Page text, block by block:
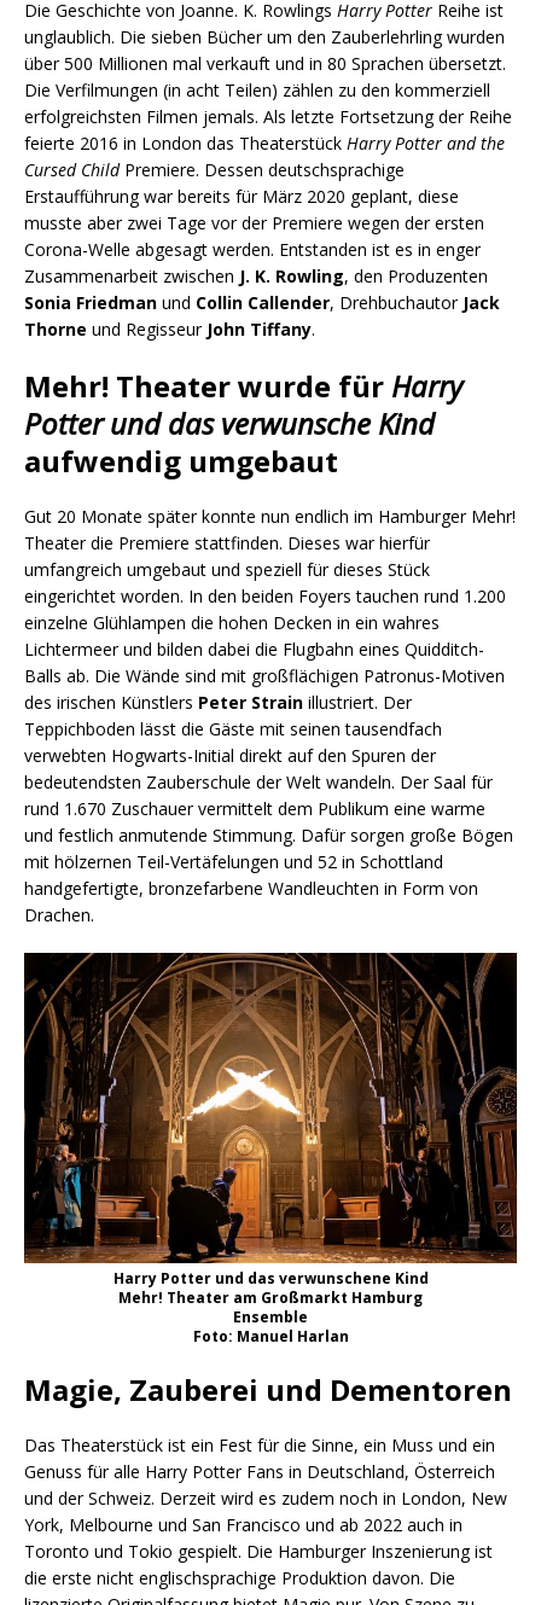
Die Geschichte von Joanne. K. Rowlings Harry Potter Reihe ist
unglaublich. Die sieben Bücher um den Zauberlehrling wurden
über 500 Millionen mal verkauft und in 80 Sprachen übersetzt.
Die Verfilmungen (in acht Teilen) zählen zu den kommerziell
erfolgreichsten Filmen jemals. Als letzte Fortsetzung der Reihe
feierte 2016 in London das Theaterstück Harry Potter and the
Cursed ChildPremiere. Dessen deutschsprachige
Erstaufführung war bereits für März 2020 geplant, diese
musste aber zwei Tage vor der Premiere wegen der ersten
Corona-Welle abgesagt werden. Entstanden ist es in enger
Zusammenarbeit zwischen J. K. Rowling, den Produzenten
Sonia Friedman und Collin Callender, Drehbuchautor Jack
Thorne und Regisseur John Tiffany.
Mehr! Theater wurde für Harry
Potter und das verwunsche Kind
aufwendig umgebaut
Gut 20 Monate später konnte nun endlich im Hamburger Mehr!
Theater die Premiere stattfinden. Dieses war hierfür
umfangreich umgebaut und speziell für dieses Stück
eingerichtet worden. In den beiden Foyers tauchen rund 1.200
einzelne Glühlampen die hohen Decken in ein wahres
Lichtermeer und bilden dabei die Flugbahn eines Quidditch-
Balls ab. Die Wände sind mit großflächigen Patronus-Motiven
des irischen Künstlers Peter Strain illustriert. Der
Teppichboden lässt die Gäste mit seinen tausendfach
verwebten Hogwarts-Initial direkt auf den Spuren der
bedeutendsten Zauberschule der Welt wandeln. Der Saal für
rund 1.670 Zuschauer vermittelt dem Publikum eine warme
und festlich anmutende Stimmung. Dafür sorgen große Bögen
mit hölzernen Teil-Vertäfelungen und 52 in Schottland
handgefertigte, bronzefarbene Wandleuchten in Form von
Drachen.
Harry Potter und das verwunschene Kind
Mehr! Theater am Großmarkt Hamburg
Ensemble
Foto: Manuel Harlan
Magie, Zauberei und Dementoren
Das Theaterstück ist ein Fest für die Sinne, ein Muss und ein
Genuss für alle Harry Potter Fans in Deutschland, Österreich
und der Schweiz. Derzeit wird es zudem noch in London, New
York, Melbourne und San Francisco und ab 2022 auch in
Toronto und Tokio gespielt. Die Hamburger Inszenierung ist
die erste nicht englischsprachige Produktion davon. Die